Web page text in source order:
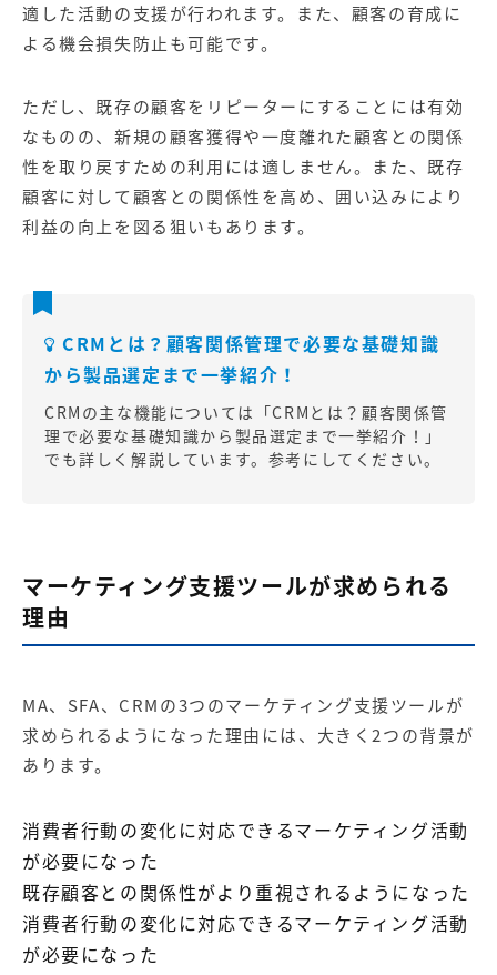
適した活動の支援が行われます。また、顧客の育成に
よる機会損失防止も可能です。
ただし、既存の顧客をリピーターにすることには有効
なものの、新規の顧客獲得や一度離れた顧客との関係
性を取り戻すための利用には適しません。また、既存
顧客に対して顧客との関係性を高め、囲い込みにより
利益の向上を図る狙いもあります。
CRMとは？顧客関係管理で必要な基礎知識
から製品選定まで一挙紹介！
CRMの主な機能については「CRMとは？顧客関係管
理で必要な基礎知識から製品選定まで一挙紹介！ 」
でも詳しく解説しています。参考にしてください。
マーケティング支援ツールが求められる
理由
MA、SFA、CRMの3つのマーケティング支援ツールが
求められるようになった理由には、大きく2つの背景が
あります。
消費者行動の変化に対応できるマーケティング活動
が必要になった
既存顧客との関係性がより重視されるようになった
消費者行動の変化に対応できるマーケティング活動
が必要になった